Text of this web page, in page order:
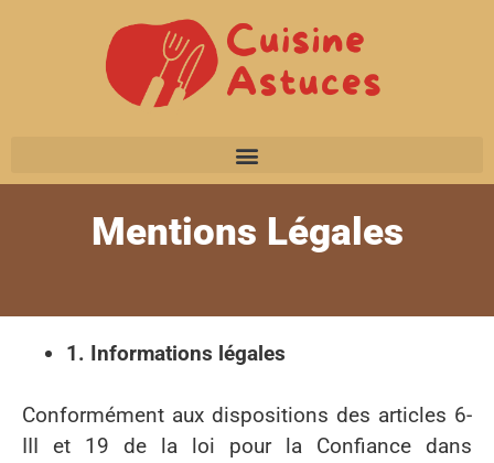
Mentions Légales
1. Informations légales
Conformément aux dispositions des articles 6-
III et 19 de la loi pour la Confiance dans